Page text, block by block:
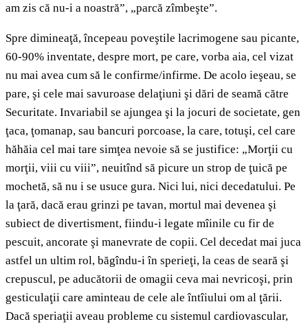
am zis că nu-i a noastră”, „parcă zîmbeşte”.
Spre dimineaţă, începeau poveştile lacrimogene sau picante,
60-90% inventate, despre mort, pe care, vorba aia, cel vizat
nu mai avea cum să le confirme/infirme. De acolo ieşeau, se
pare, şi cele mai savuroase delaţiuni şi dări de seamă către
Securitate. Invariabil se ajungea şi la jocuri de societate, gen
ţaca, ţomanap, sau bancuri porcoase, la care, totuşi, cel care
hăhăia cel mai tare simţea nevoie să se justifice: „Morţii cu
morţii, viii cu viii”, neuitînd să picure un strop de ţuică pe
mochetă, să nu i se usuce gura. Nici lui, nici decedatului. Pe
la ţară, dacă erau grinzi pe tavan, mortul mai devenea şi
subiect de divertisment, fiindu-i legate mîinile cu fir de
pescuit, ancorate şi manevrate de copii. Cel decedat mai juca
astfel un ultim rol, băgîndu-i în sperieţi, la ceas de seară şi
crepuscul, pe aducătorii de omagii ceva mai nevricoşi, prin
gesticulaţii care aminteau de cele ale întîiului om al ţării.
Dacă speriaţii aveau probleme cu sistemul cardiovascular,